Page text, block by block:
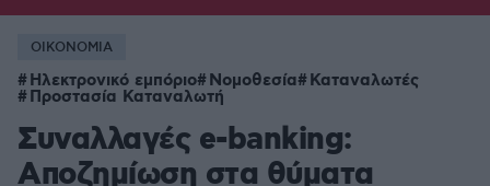
ΟΙΚΟΝΟΜΙΑ
Ηλεκτρονικό εμπόριο Νομοθεσία Καταναλωτές
Προστασία Καταναλωτή
Συναλλαγές e-banking:
Αποζημίωση στα θύματα